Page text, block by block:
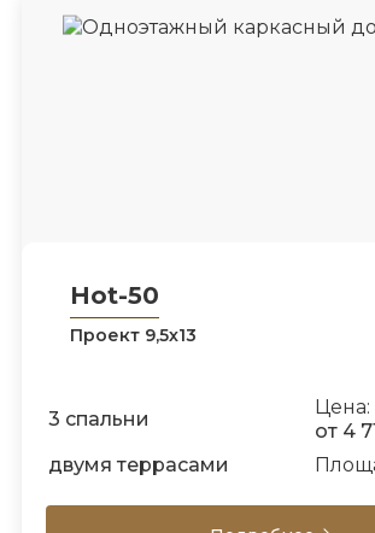
Hot-50
Проект 9,5х13
3 спальни
Цена:
от 4
двумя террасами